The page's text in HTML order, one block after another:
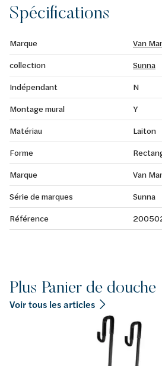
Spécifications
Marque
Van
collection
Sunna
Indépendant
N
Montage mural
Y
Matériau
Laiton
Forme
Marque
Van
Série de marques
Sunna
Référence
Plus Panier de douche
Voir tous les articles